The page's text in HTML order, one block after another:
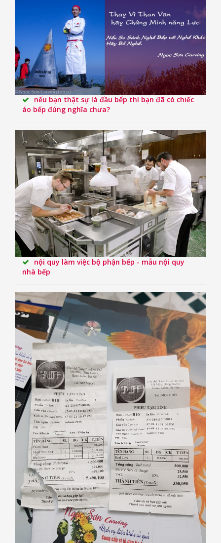
nếu bạn thật sự là đầu bếp thì bạn đã có chiếc
áo bếp đúng nghĩa chưa?
nội quy làm việc bộ phận bếp - mẫu nội quy
nhà bếp